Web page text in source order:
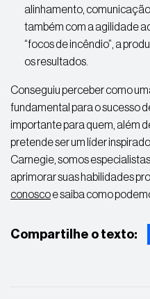
alinhamento,
também com a agilidade
“focos de incêndio”, a
os resultados.
Conseguiu perceber como
fundamental para o sucesso
importante para quem, além
pretende ser um líder
Carnegie, somos
aprimorar suas habilidades
conoscoe saiba como